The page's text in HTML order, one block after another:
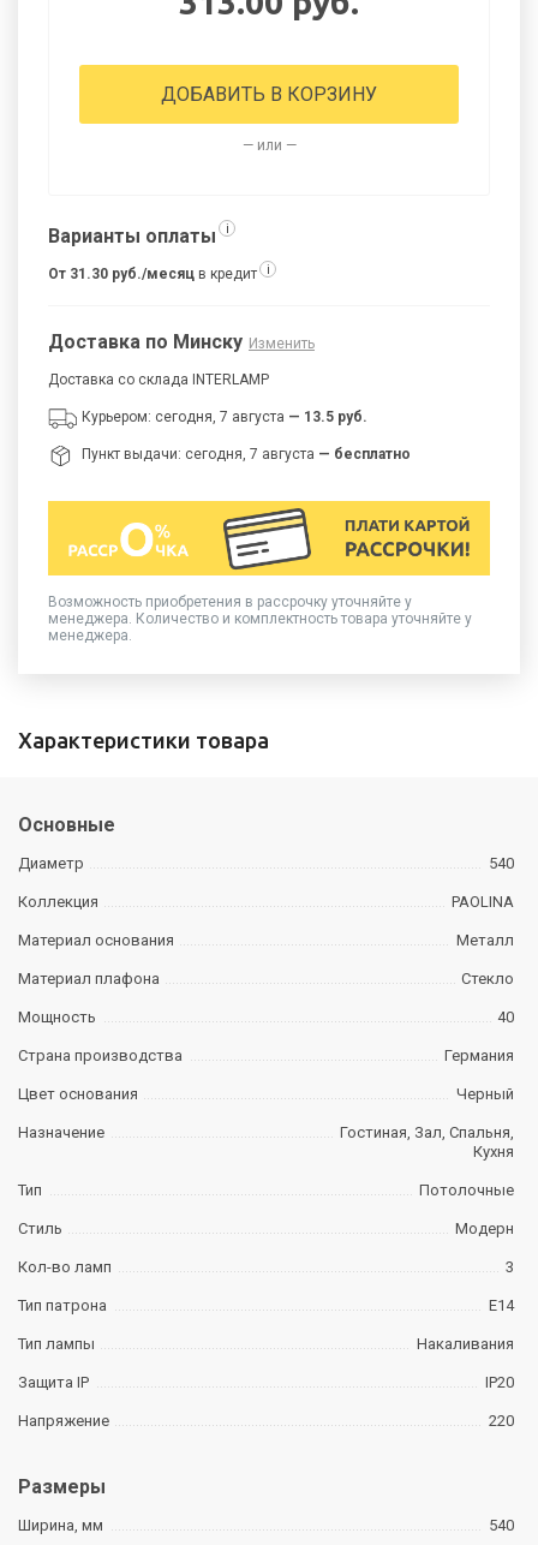
ДОБАВИТЬ В КОРЗИНУ
— или —
Варианты оплаты i
От 31.30 руб./месяц в кредит i
Доставка по Минску Изменить
Доставка со склада INTERLAMP
Курьером: сегодня, 7 августа — 13.5 руб.
Пункт выдачи: сегодня, 7 августа — бесплатно
Возможность приобретения в рассрочку уточняйте у
менеджера. Количество и комплектность товара уточняйте у
менеджера.
Характеристики товара
Основные
Диаметр 540
Коллекция PAOLINA
Материал основания Металл
Материал плафона Стекло
Мощность 40
Страна производства Германия
Цвет основания Черный
Назначение
Гостиная, Зал, Спальня,
Кухня
Тип Потолочные
Стиль Модерн
Кол-во ламп 3
Тип патрона E14
Тип лампы Накаливания
Защита IP IP20
Напряжение 220
Размеры
Ширина, мм 540